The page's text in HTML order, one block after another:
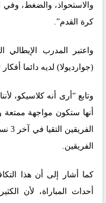
والاستحواذ، والضغط،
كرة القدم”.
واعتبر المدرب الإيطالي
(جوارديولا) لديه دائما
وتابع “أرى أنه كلاسيكو،
أنها ستكون مواجهة ممتعة
الفريقين.
كما أشار إلى أن هذا
أحداث المباراة، لأن